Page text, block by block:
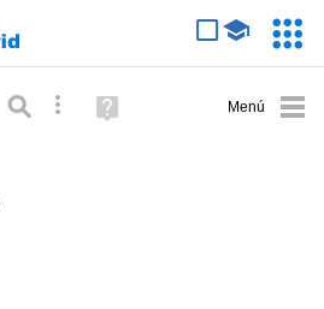
Búsqueda avanzada
Ayuda
(en